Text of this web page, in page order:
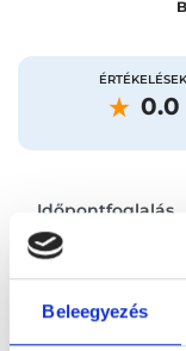
Beleegyezés
ÉRTÉKELÉSEK
0.0
Időpontfoglalás